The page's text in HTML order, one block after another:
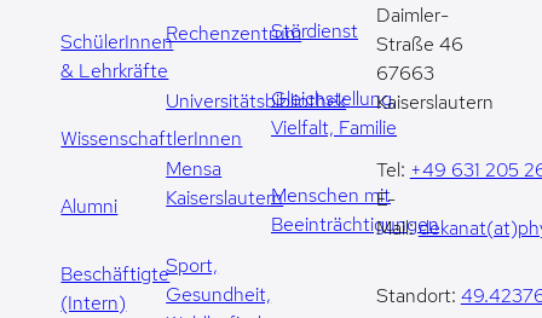
SchülerInnen
& Lehrkräfte
WissenschaftlerInnen
Alumni
Beschäftigte
(Intern)
Rechenzentrum
Universitätsbibliothek
Mensa
Kaiserslautern
Sport,
Gesundheit,
Stördienst
Gleichstellung,
Vielfalt, Familie
Menschen mit
Beeinträchtigungen
Daimler-
Straße 46
67663
Kaiserslautern
Tel: +49 631 205
E-
Mail:
Standort: